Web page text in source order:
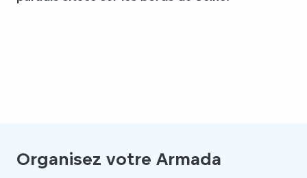
Organisez votre Armada